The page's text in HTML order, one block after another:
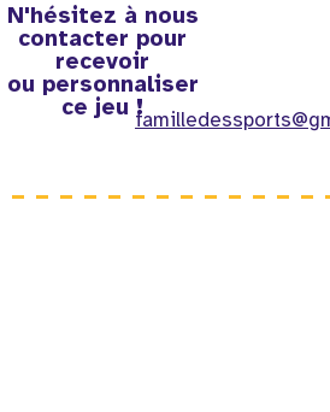
N'hésitez à nous
contacter pour
recevoir
ou personnaliser
ce jeu !